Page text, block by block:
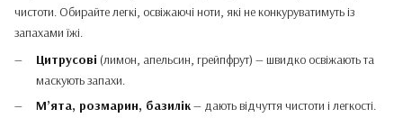
чистоти. Обирайте легкі, освіжаючі ноти, які не конкуруватимуть із
запахами їжі.
Цитрусові (лимон, апельсин, грейпфрут) — швидко освіжають та
маскують запахи.
М’ята, розмарин, базилік— дають відчуття чистоти і легкості.